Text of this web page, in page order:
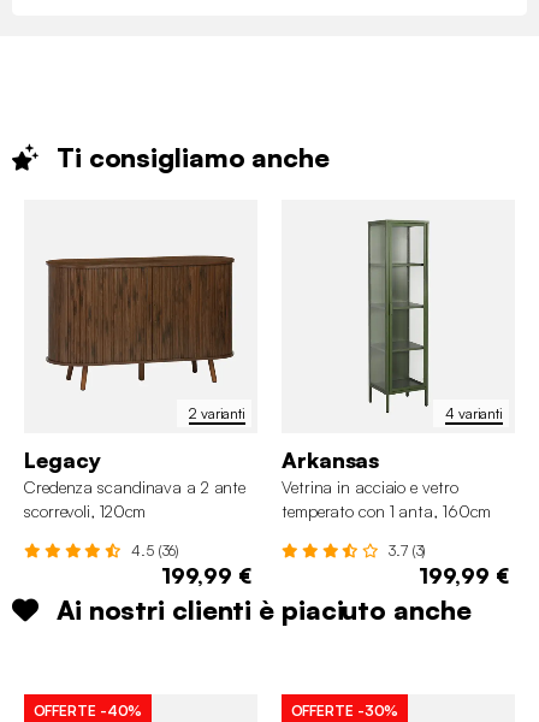
Ti consigliamo anche
2 varianti
Legacy
Credenza scandinava a 2 ante
scorrevoli, 120cm
4.5 (36)
199,99 €
4 varianti
Arkansas
Vetrina in acciaio e vetro
temperato con 1 anta, 160cm
3.7 (3)
199,99 €
Ai nostri clienti è piaciuto anche
OFFERTE -40% OFFERTE -30%